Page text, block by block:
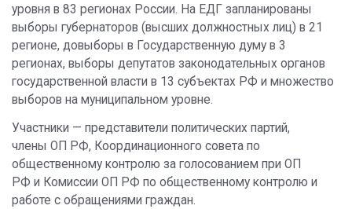
уровня в 83 регионах России. На ЕДГ запланированы
выборы губернаторов (высших должностных лиц) в 21
регионе, довыборы в Государственную думу в 3
регионах, выборы депутатов законодательных органов
государственной власти в 13 субъектах РФ и множество
выборов на муниципальном уровне.
Участники — представители политических партий,
члены ОП РФ, Координационного совета по
общественному контролю за голосованием при ОП
РФ и Комиссии ОП РФ по общественному контролю и
работе с обращениями граждан.